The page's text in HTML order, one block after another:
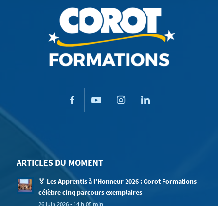
ARTICLES DU MOMENT
🏅 Les Apprentis à l’Honneur 2026 : Corot Formations
célèbre cinq parcours exemplaires
26 juin 2026 - 14 h 05 min